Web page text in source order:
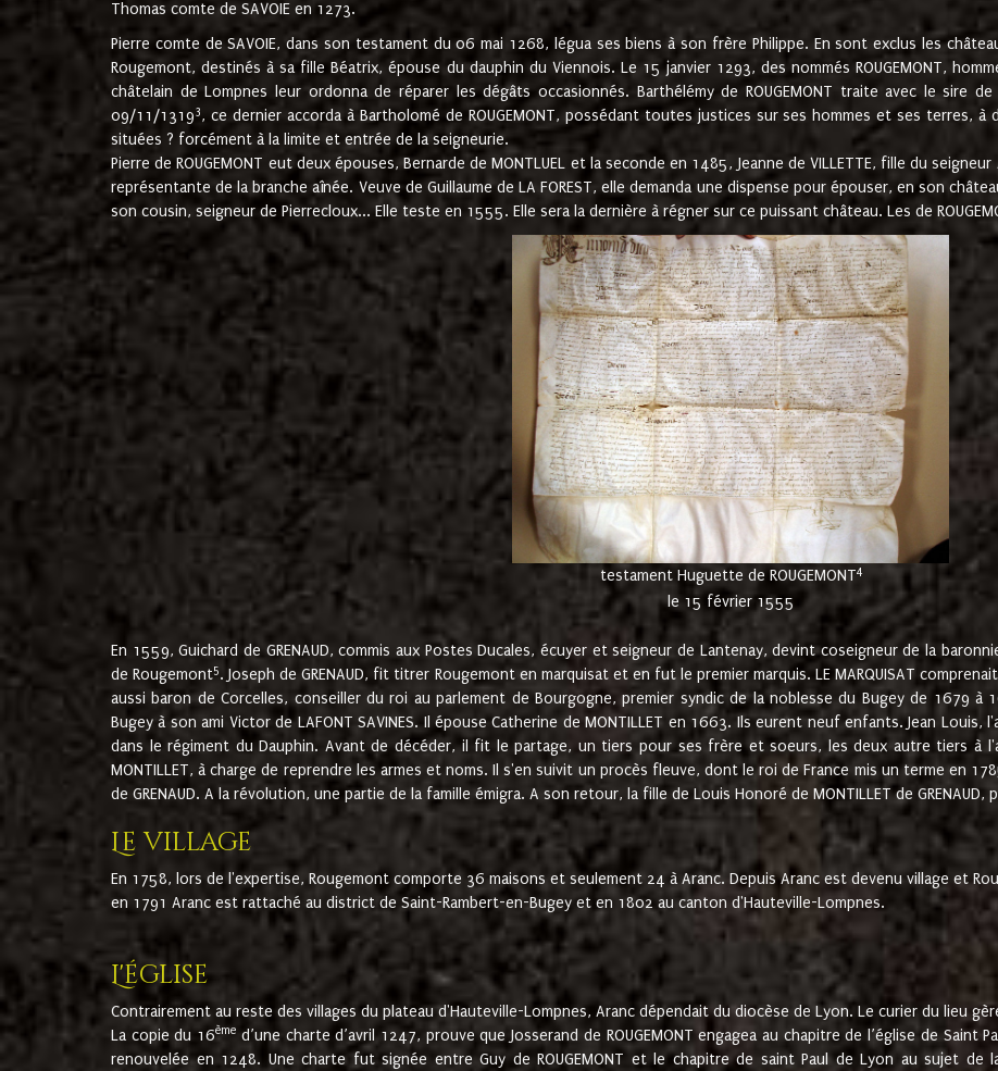
Thomas comte de SAVOIE en 1273.
Pierre comte de SAVOIE, dans son testament du 06 mai 1268, légua ses biens à son frère Philippe. En sont exclus les
Rougemont, destinés à sa fille Béatrix, épouse du dauphin du Viennois. Le 15 janvier 1293, des nommés ROUGEMONT,
châtelain de Lompnes leur ordonna de réparer les dégâts occasionnés. Barthélémy de ROUGEMONT traite avec le sire
09/11/13193, ce dernier accorda à Bartholomé de ROUGEMONT, possédant toutes justices sur ses hommes et ses terres,
situées ? forcément à la limite et entrée de la seigneurie.
Pierre de ROUGEMONT eut deux épouses, Bernarde de MONTLUEL et la seconde en 1485, Jeanne de VILLETTE, fille du
représentante de la branche aînée. Veuve de Guillaume de LA FOREST, elle demanda une dispense pour épouser, en son
son cousin, seigneur de Pierrecloux... Elle teste en 1555. Elle sera la dernière à régner sur ce puissant château. Les de
testament Huguette de ROUGEMONT4
le 15 février 1555
En 1559, Guichard de GRENAUD, commis aux Postes Ducales, écuyer et seigneur de Lantenay, devint coseigneur de la
de Rougemont5. Joseph de GRENAUD, fit titrer Rougemont en marquisat et en fut le premier marquis. LE MARQUISAT
aussi baron de Corcelles, conseiller du roi au parlement de Bourgogne, premier syndic de la noblesse du Bugey de 1679 à
Bugey à son ami Victor de LAFONT SAVINES. Il épouse Catherine de MONTILLET en 1663. Ils eurent neuf enfants. Jean
dans le régiment du Dauphin. Avant de décéder, il fit le partage, un tiers pour ses frère et soeurs, les deux autre tiers à
MONTILLET, à charge de reprendre les armes et noms. Il s'en suivit un procès fleuve, dont le roi de France mis un terme en
de GRENAUD. A la révolution, une partie de la famille émigra. A son retour, la fille de Louis Honoré de MONTILLET de
Le village
En 1758, lors de l'expertise, Rougemont comporte 36 maisons et seulement 24 à Aranc. Depuis Aranc est devenu village et
en 1791 Aranc est rattaché au district de Saint-Rambert-en-Bugey et en 1802 au canton d'Hauteville-Lompnes.
L'église
Contrairement au reste des villages du plateau d'Hauteville-Lompnes, Aranc dépendait du diocèse de Lyon. Le curier du lieu
La copie du 16ème d’une charte d’avril 1247, prouve que Josserand de ROUGEMONT engagea au chapitre de l’église de Saint
renouvelée en 1248. Une charte fut signée entre Guy de ROUGEMONT et le chapitre de saint Paul de Lyon au sujet de